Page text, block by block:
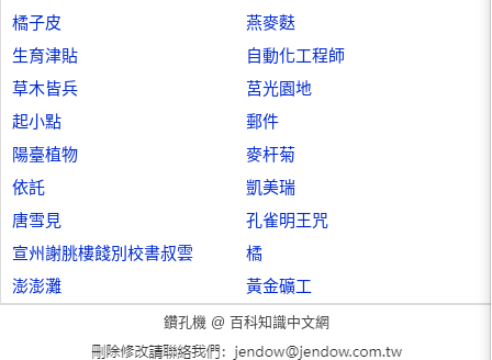
橘子皮
燕麥麩
生育津貼
自動化工程師
草木皆兵
莒光園地
起小點
郵件
陽臺植物
麥杆菊
依託
凱美瑞
唐雪見
孔雀明王咒
宣州謝朓樓餞別校書叔雲
橘
澎澎灘
黃金礦工
鑽孔機 @ 百科知識中文網